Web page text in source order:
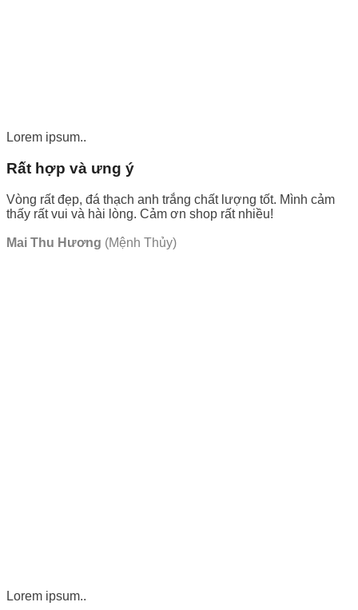
Lorem ipsum..
Rất hợp và ưng ý
Vòng rất đẹp, đá thạch anh trắng chất lượng tốt. Mình cảm
thấy rất vui và hài lòng. Cảm ơn shop rất nhiều!
Mai Thu Hương (Mệnh Thủy)
Lorem ipsum..